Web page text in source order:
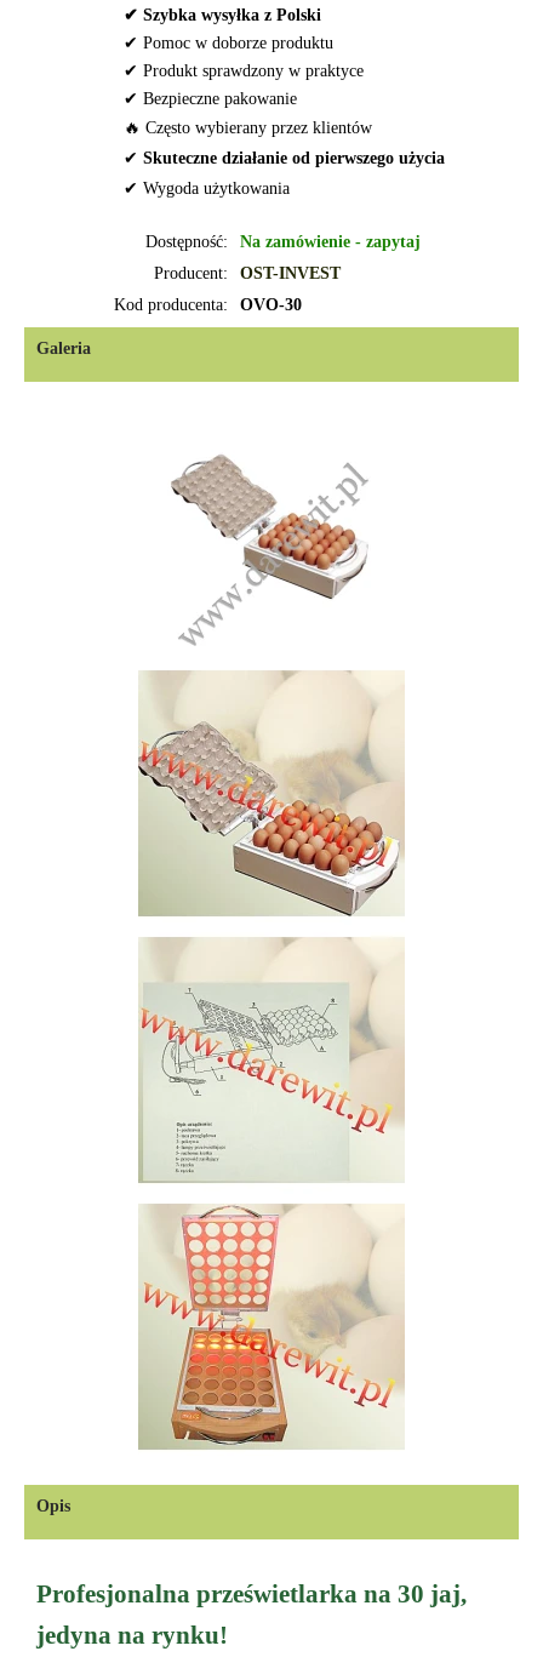
✔ Szybka wysyłka z Polski
✔ Pomoc w doborze produktu
✔ Produkt sprawdzony w praktyce
✔ Bezpieczne pakowanie
🔥 Często wybierany przez klientów
✔ Skuteczne działanie od pierwszego użycia
✔ Wygoda użytkowania
Dostępność:
Na zamówienie - zapytaj
Producent:
OST-INVEST
Kod producenta:
OVO-30
Galeria
Opis
Profesjonalna prześwietlarka na 30 jaj,
jedyna na rynku!